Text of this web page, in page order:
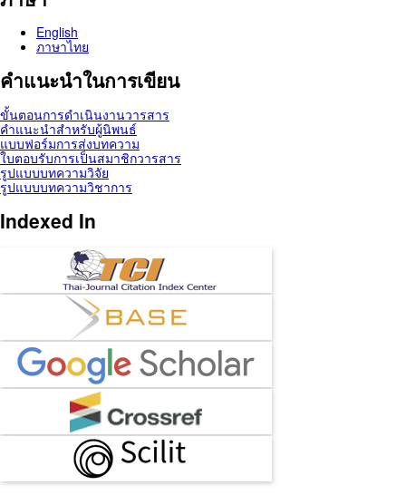
English
ภาษาไทย
คำแนะนำในการเขียน
ขั้นตอนการดำเนินงานวารสาร
คำแนะนำสำหรับผู้นิพนธ์
แบบฟอร์มการส่งบทความ
ใบตอบรับการเป็นสมาชิกวารสาร
รูปแบบบทความวิจัย
รูปแบบบทความวิชาการ
Indexed In